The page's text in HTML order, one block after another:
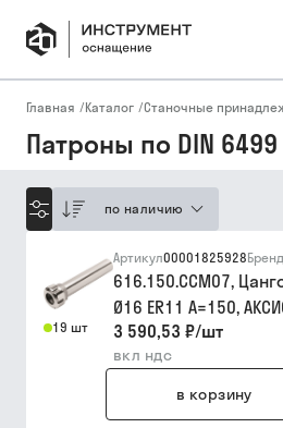
Главная /Каталог /Станочные
Патроны по DIN
по наличию
19 шт
Артикул00001825928Бренд
616.150.CCM07,
Ø16 ER11 A=150,
3 590,53 ₽/шт
вкл ндс
в корзину